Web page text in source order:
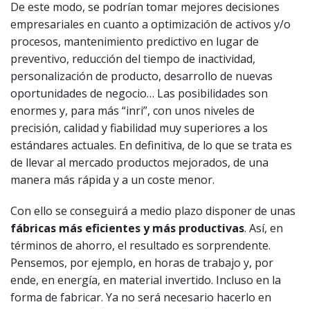
De este modo, se podrían tomar mejores decisiones
empresariales en cuanto a optimización de activos y/o
procesos, mantenimiento predictivo en lugar de
preventivo, reducción del tiempo de inactividad,
personalización de producto, desarrollo de nuevas
oportunidades de negocio… Las posibilidades son
enormes y, para más “inri”, con unos niveles de
precisión, calidad y fiabilidad muy superiores a los
estándares actuales. En definitiva, de lo que se trata es
de llevar al mercado productos mejorados, de una
manera más rápida y a un coste menor.
Con ello se conseguirá a medio plazo disponer de unas
fábricas más eficientes y más productivas. Así, en
términos de ahorro, el resultado es sorprendente.
Pensemos, por ejemplo, en horas de trabajo y, por
ende, en energía, en material invertido. Incluso en la
forma de fabricar. Ya no será necesario hacerlo en